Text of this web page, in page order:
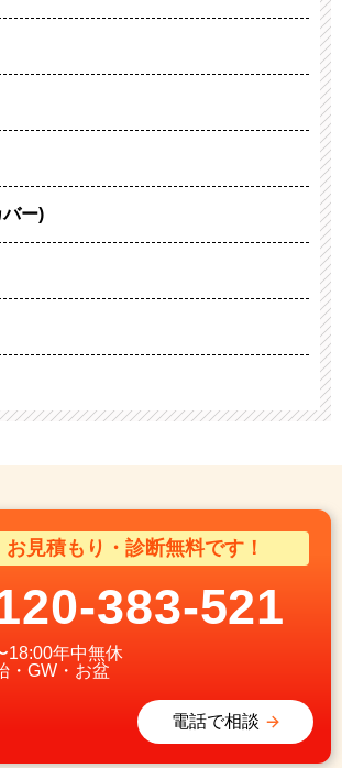
ー)
お見積もり・診断無料です！
383-521
18:00年中無休
・GW・お盆
電話で相談